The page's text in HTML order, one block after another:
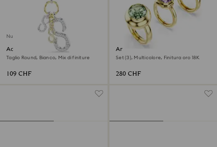
Nuovo
Accessorio per borse
Taglio Round, Bianco, Mix di finiture
109 CHF
Anello con motivo Gema
Set (3), Multicolore, Finitura oro 18K
280 CHF